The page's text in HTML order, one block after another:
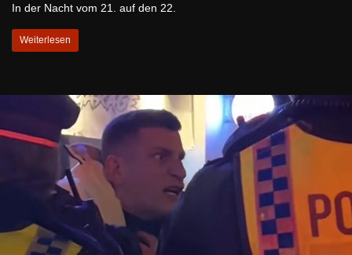
In der Nacht vom 21. auf den 22.
Weiterlesen